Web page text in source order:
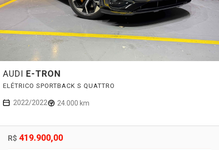
AUDI E-TRON
ELÉTRICO SPORTBACK S QUATTRO
2022/2022 24.000 km
R$ 419.900,00